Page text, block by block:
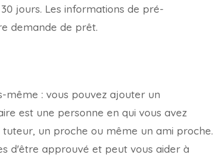
jours. Les informations de pré-
demande de prêt.
même : vous pouvez ajouter un
est une personne en qui vous avez
un proche ou même un ami proche.
d'être approuvé et peut vous aider à